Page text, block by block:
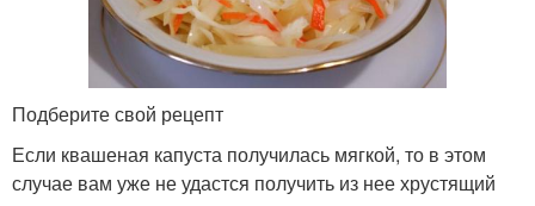
Подберите свой рецепт
Если квашеная капуста получилась мягкой, то в этом
случае вам уже не удастся получить из нее хрустящий